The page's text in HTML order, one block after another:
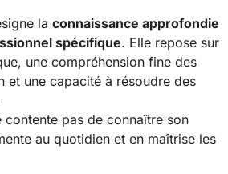
la connaissance approfondie
spécifique. Elle repose sur
une compréhension fine des
et une capacité à résoudre des
contente pas de connaître son
au quotidien et en maîtrise les